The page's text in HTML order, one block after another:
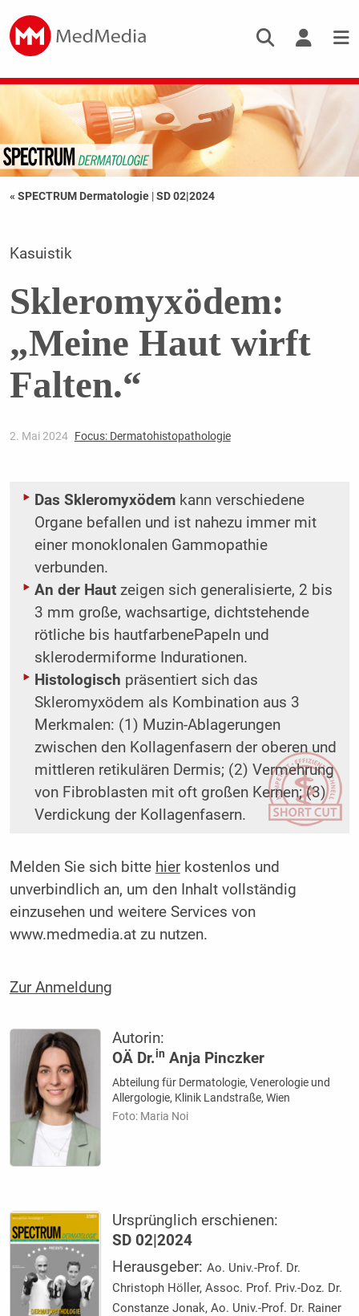
« SPECTRUM Dermatologie |SD 02|2024
Kasuistik
Skleromyxödem:
„Meine Haut wirft
Falten.“
2. Mai 2024 Focus: Dermatohistopathologie
Das Skleromyxödemkann verschiedene
Organe befallen und ist nahezu immer mit
einer monoklonalen Gammopathie
verbunden.
An der Hautzeigen sich generalisierte, 2 bis
3 mm große, wachsartige, dichtstehende
rötliche bis hautfarbenePapeln und
sklerodermiforme Indurationen.
Histologisch präsentiert sich das
Skleromyxödem als Kombination aus 3
Merkmalen: (1) Muzin-Ablagerungen
zwischen den Kollagenfasern der oberen und
mittleren retikulären Dermis; (2) Vermehrung
von Fibroblasten mit oft großen Kernen; (3)
Verdickung der Kollagenfasern.
Melden Sie sich bitte hierkostenlos und
unverbindlich an, um den Inhalt vollständig
einzusehen und weitere Services von
www.medmedia.at zu nutzen.
Zur Anmeldung
Autorin:
OÄ Dr.in Anja Pinczker
Abteilung für Dermatologie, Venerologie und
Allergologie, Klinik Landstraße, Wien
Foto: Maria Noi
Ursprünglich erschienen:
SD 02|2024
Herausgeber:Ao. Univ.-Prof. Dr.
Christoph Höller, Assoc. Prof. Priv.-Doz. Dr.
Constanze Jonak, Ao. Univ.-Prof. Dr. Rainer